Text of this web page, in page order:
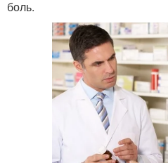
боль.